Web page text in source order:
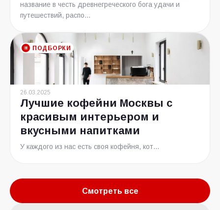
название в честь древнегреческого бога удачи и
путешествий, распо...
ПОДБОРКИ
26.03.2025
Лучшие кофейни Москвы с
красивым интерьером и
вкусными напитками
У каждого из нас есть своя кофейня, кот...
Смотреть все